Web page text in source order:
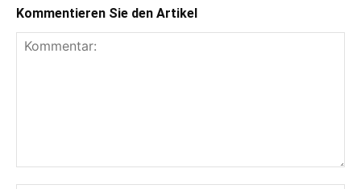
Kommentieren Sie den Artikel